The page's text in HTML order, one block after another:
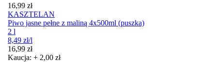
Cena
16,99 zł
KASZTELAN
Piwo jasne pełne z maliną 4x500ml (puszka)
2 l
8,49 zł/l
Cena
16,99 zł
Kaucja: + 2,00 zł